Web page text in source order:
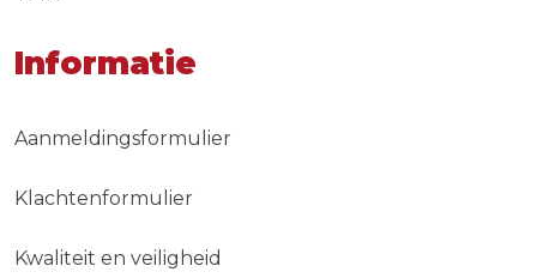
Informatie
Aanmeldingsformulier
Klachtenformulier
Kwaliteit en veiligheid